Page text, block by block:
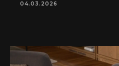
04.03.2026